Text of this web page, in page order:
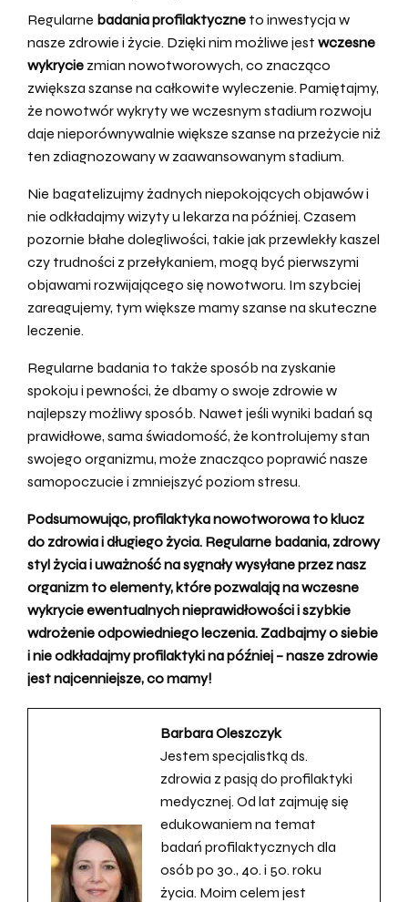
Regularne badania profilaktyczne to inwestycja w
nasze zdrowie i życie. Dzięki nim możliwe jest wczesne
wykrycie zmian nowotworowych, co znacząco
zwiększa szanse na całkowite wyleczenie. Pamiętajmy,
że nowotwór wykryty we wczesnym stadium rozwoju
daje nieporównywalnie większe szanse na przeżycie niż
ten zdiagnozowany w zaawansowanym stadium.
Nie bagatelizujmy żadnych niepokojących objawów i
nie odkładajmy wizyty u lekarza na później. Czasem
pozornie błahe dolegliwości, takie jak przewlekły kaszel
czy trudności z przełykaniem, mogą być pierwszymi
objawami rozwijającego się nowotworu. Im szybciej
zareagujemy, tym większe mamy szanse na skuteczne
leczenie.
Regularne badania to także sposób na zyskanie
spokoju i pewności, że dbamy o swoje zdrowie w
najlepszy możliwy sposób. Nawet jeśli wyniki badań są
prawidłowe, sama świadomość, że kontrolujemy stan
swojego organizmu, może znacząco poprawić nasze
samopoczucie i zmniejszyć poziom stresu.
Podsumowując, profilaktyka nowotworowa to klucz
do zdrowia i długiego życia. Regularne badania, zdrowy
styl życia i uważność na sygnały wysyłane przez nasz
organizm to elementy, które pozwalają na wczesne
wykrycie ewentualnych nieprawidłowości i szybkie
wdrożenie odpowiedniego leczenia. Zadbajmy o siebie
i nie odkładajmy profilaktyki na później – nasze zdrowie
jest najcenniejsze, co mamy!
Barbara Oleszczyk
Jestem specjalistką ds.
zdrowia z pasją do profilaktyki
medycznej. Od lat zajmuję się
edukowaniem na temat
badań profilaktycznych dla
osób po 30., 40. i 50. roku
życia. Moim celem jest